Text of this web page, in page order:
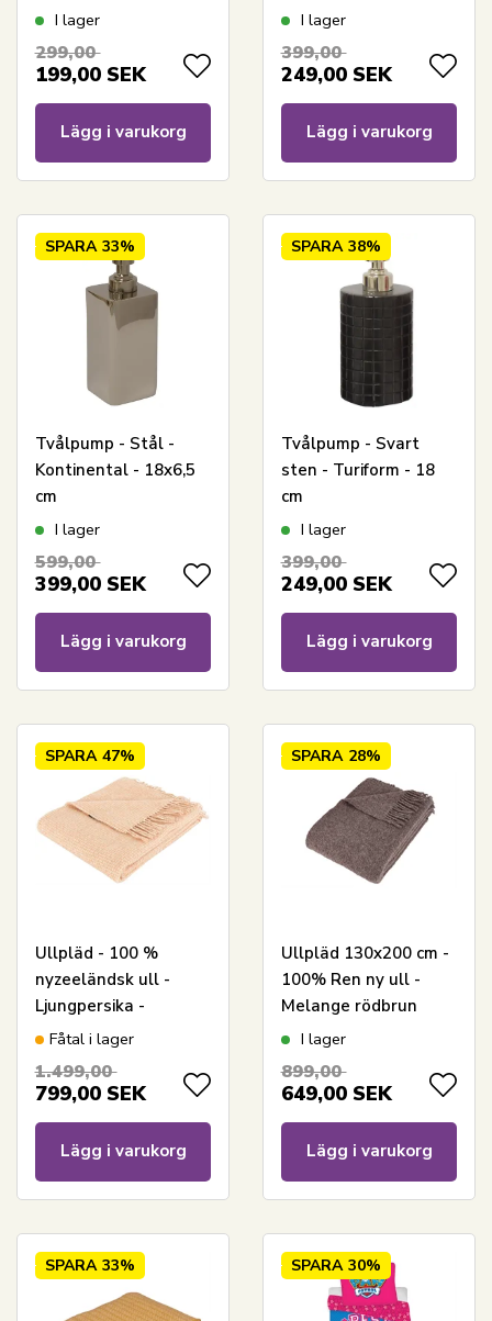
I lager
299,00
199,00 SEK
Lägg i varukorg
I lager
399,00
249,00 SEK
Lägg i varukorg
SPARA 33%
Tvålpump - Stål -
Kontinental - 18x6,5
cm
I lager
599,00
399,00 SEK
Lägg i varukorg
SPARA 38%
Tvålpump - Svart
sten - Turiform - 18
cm
I lager
399,00
249,00 SEK
Lägg i varukorg
SPARA 47%
Ullpläd - 100 %
nyzeeländsk ull -
Ljungpersika -
130x180 cm - Høie
Fåtal i lager
1.499,00
799,00 SEK
Lägg i varukorg
SPARA 28%
Ullpläd 130x200 cm -
100% Ren ny ull -
Melange rödbrun
I lager
899,00
649,00 SEK
Lägg i varukorg
SPARA 33% SPARA 30%